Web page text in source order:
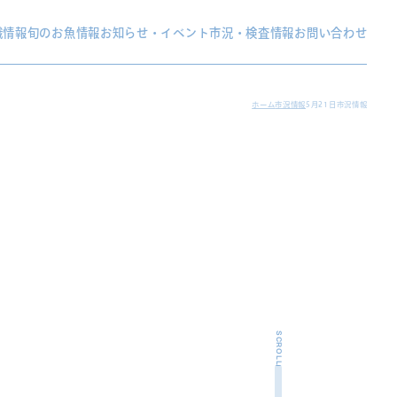
情報旬のお魚情報お知らせ・イベント市況・検査情報お問い合わせ
ホーム市況情報 5月21日市況情報
SCROLL